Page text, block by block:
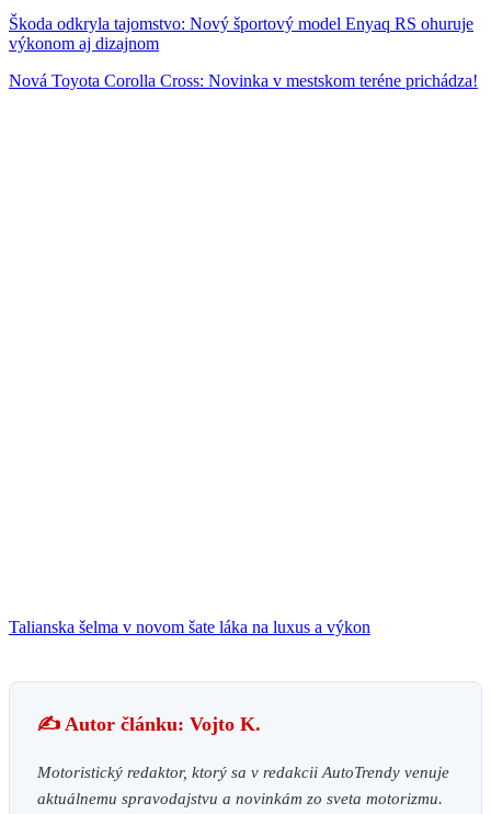
Škoda odkryla tajomstvo: Nový športový model Enyaq RS ohuruje
výkonom aj dizajnom
Nová Toyota Corolla Cross: Novinka v mestskom teréne prichádza!
Talianska šelma v novom šate láka na luxus a výkon
✍️ Autor článku: Vojto K.
Motoristický redaktor, ktorý sa v redakcii AutoTrendy venuje
aktuálnemu spravodajstvu a novinkám zo sveta motorizmu.